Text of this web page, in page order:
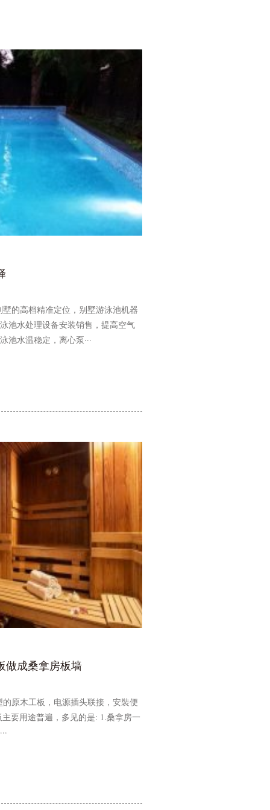
的高档精准定位，别墅游泳池机器
池水处理设备安装销售，提高空气
水温稳定，离心泵···
做成桑拿房板墙
原木工板，电源插头联接，安裝便
要用途普遍，多见的是: 1.桑拿房一